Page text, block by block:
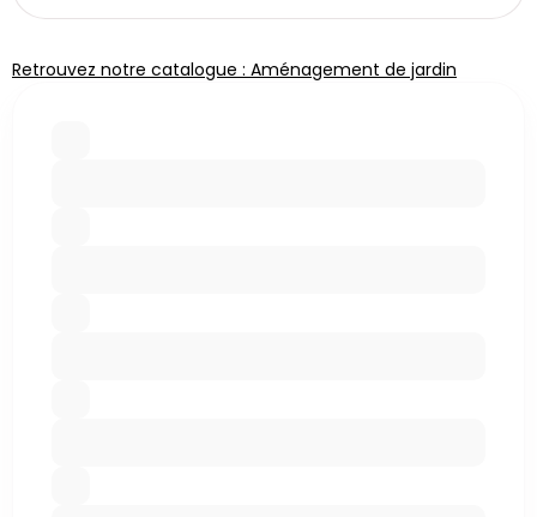
Retrouvez notre catalogue : Aménagement de jardin